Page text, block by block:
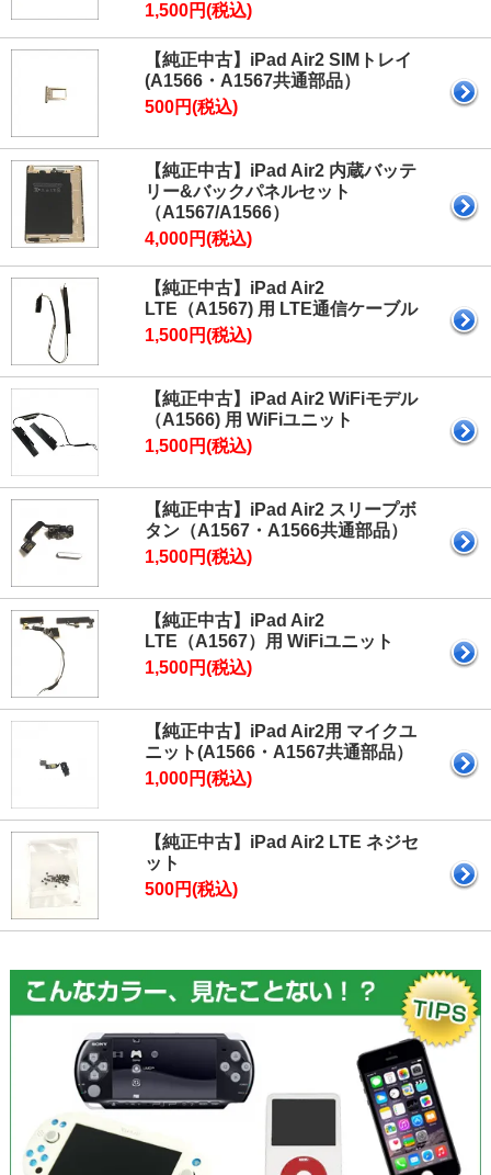
1,500円(税込)
【純正中古】iPad Air2 SIMトレイ
(A1566・A1567共通部品）
500円(税込)
【純正中古】iPad Air2 内蔵バッテ
リー&バックパネルセット
（A1567/A1566）
4,000円(税込)
【純正中古】iPad Air2
LTE（A1567) 用 LTE通信ケーブル
1,500円(税込)
【純正中古】iPad Air2 WiFiモデル
（A1566) 用 WiFiユニット
1,500円(税込)
【純正中古】iPad Air2 スリープボ
タン（A1567・A1566共通部品）
1,500円(税込)
【純正中古】iPad Air2
LTE（A1567）用 WiFiユニット
1,500円(税込)
【純正中古】iPad Air2用 マイクユ
ニット(A1566・A1567共通部品）
1,000円(税込)
【純正中古】iPad Air2 LTE ネジセ
ット
500円(税込)